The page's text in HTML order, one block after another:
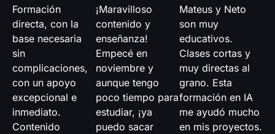
Formación
directa, con la
base necesaria
sin
complicaciones,
con un apoyo
excepcional e
inmediato.
Contenido
¡Maravilloso
contenido y
enseñanza!
Empecé en
noviembre y
aunque tengo
poco tiempo para
estudiar, ¡ya
puedo sacar
Mateus y Neto
son muy
educativos.
Clases cortas y
muy directas al
grano. Esta
formación en IA
me ayudó mucho
en mis proyectos.